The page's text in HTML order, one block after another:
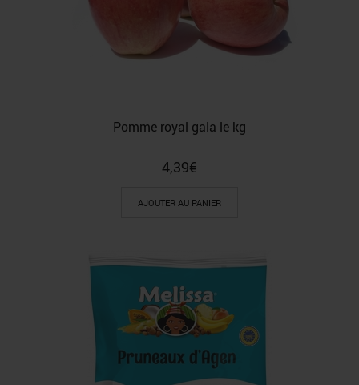
Pomme royal gala le kg
4,39€
AJOUTER AU PANIER